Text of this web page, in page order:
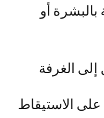
بالبشرة أو
الاستيقاط